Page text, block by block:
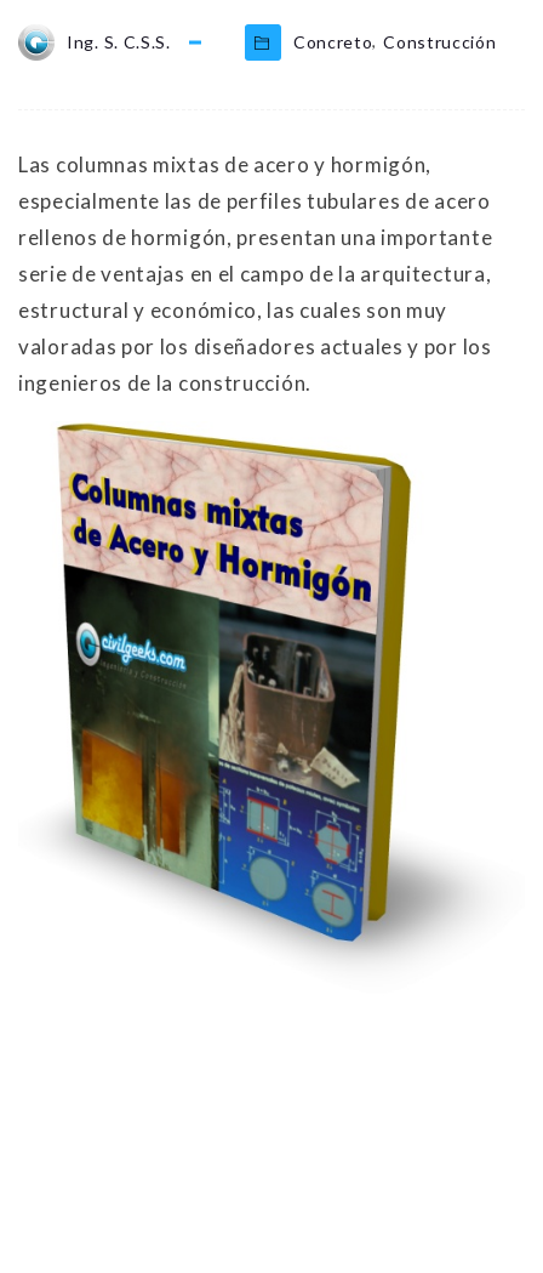
Ing. S. C.S.S. Concreto, Construcción
Las columnas mixtas de acero y hormigón,
especialmente las de perfiles tubulares de acero
rellenos de hormigón, presentan una importante
serie de ventajas en el campo de la arquitectura,
estructural y económico, las cuales son muy
valoradas por los diseñadores actuales y por los
ingenieros de la construcción.